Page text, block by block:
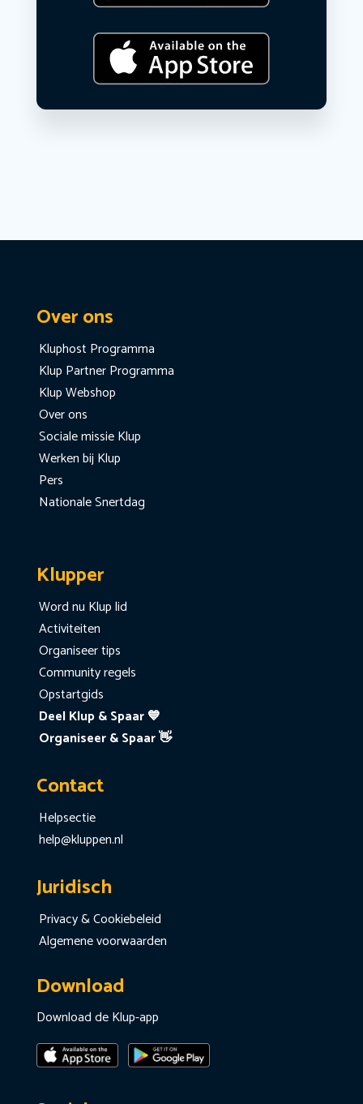
Over ons
Kluphost Programma
Klup Partner Programma
Klup Webshop
Over ons
Sociale missie Klup
Werken bij Klup
Pers
Nationale Snertdag
Klupper
Word nu Klup lid
Activiteiten
Organiseer tips
Community regels
Opstartgids
Deel Klup & Spaar 💙
Organiseer & Spaar 👋
Contact
Helpsectie
help@kluppen.nl
Juridisch
Privacy & Cookiebeleid
Algemene voorwaarden
Download
Download de Klup-app